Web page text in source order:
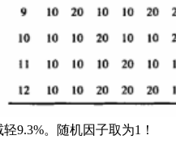
9.3%。随机因子取为1！